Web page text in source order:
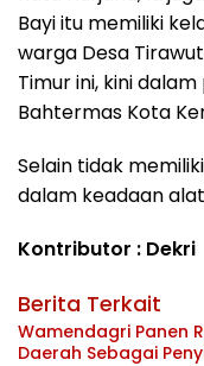
Bayi itu memiliki
warga Desa
Timur ini, kini
Bahtermas Kota
Selain tidak
dalam keadaan
Kontributor : Dekri
Berita Terkait
Wamendagri Panen
Daerah Sebagai